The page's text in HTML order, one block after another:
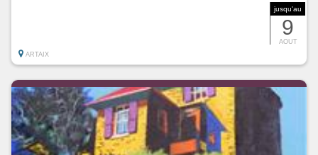
jusqu'au
9
AOUT
ARTAIX